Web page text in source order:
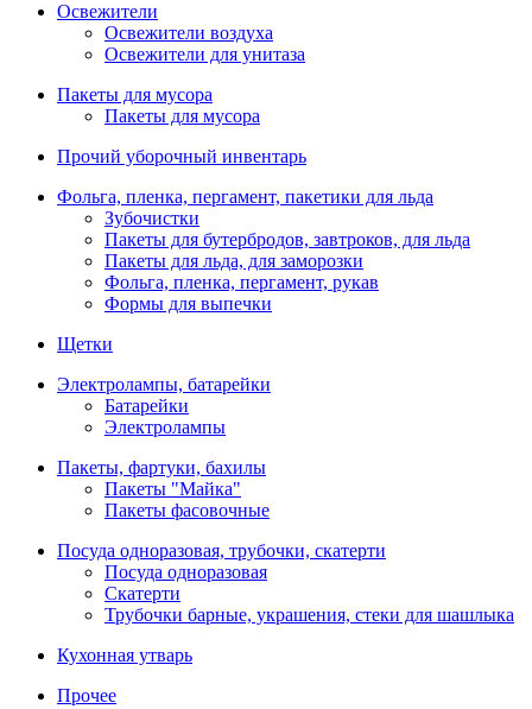
Освежители
Освежители воздуха
Освежители для унитаза
Пакеты для мусора
Пакеты для мусора
Прочий уборочный инвентарь
Фольга, пленка, пергамент, пакетики для льда
Зубочистки
Пакеты для бутербродов, завтроков, для льда
Пакеты для льда, для заморозки
Фольга, пленка, пергамент, рукав
Формы для выпечки
Щетки
Электролампы, батарейки
Батарейки
Электролампы
Пакеты, фартуки, бахилы
Пакеты "Майка"
Пакеты фасовочные
Посуда одноразовая, трубочки, скатерти
Посуда одноразовая
Скатерти
Трубочки барные, украшения, стеки для шашлыка
Кухонная утварь
Прочее